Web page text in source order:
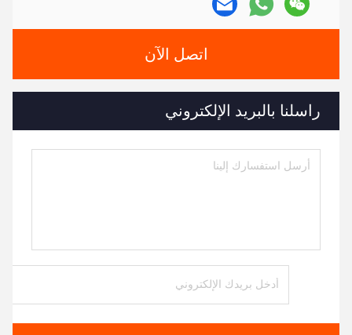
جهات الاتصال